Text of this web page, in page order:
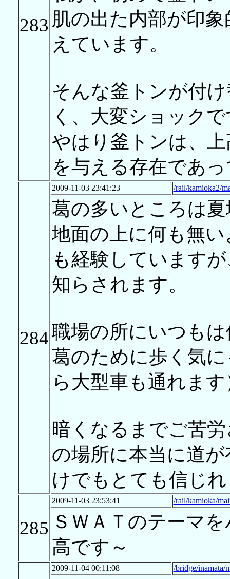
283 肌の出た内部が印
えています。
そんな釜トンが付
く、大変ショック
やはり釜トンは、
を与える存在であ
284
2009-11-03 23:41:23 /rail/kamioka2/
葛の多いところは
地面の上に何も無
も経験しています
知らされます。
職場の所にいつも
葛のために歩く気
ら大型車も通れます
暗くなるまでご苦
の場所に本当に道
けでもとても信じ
285
2009-11-03 23:53:41 /rail/kamioka/
ＳＷＡＴのテーマ
高です～
2009-11-04 00:11:08 /bridge/inamata/